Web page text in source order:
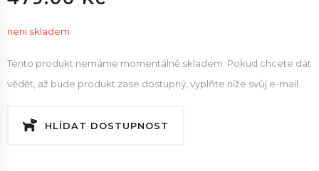
neni skladem
Tento produkt nemáme momentálně skladem. Pokud chcete dát
vědět, až bude produkt zase dostupný, vyplňte níže svůj e-mail.
HLÍDAT DOSTUPNOST